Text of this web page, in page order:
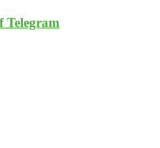
Telegram